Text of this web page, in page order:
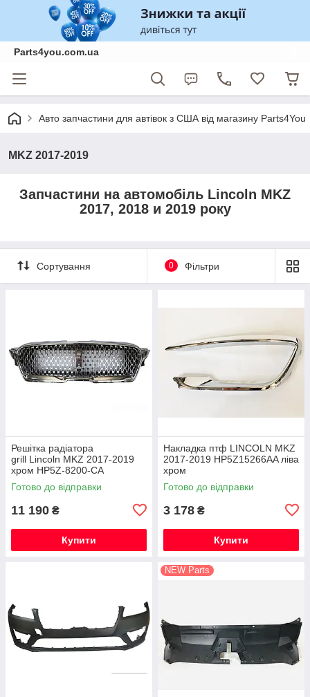
Parts4you.com.ua
Авто запчастини для автівок з США від магазину Parts4You
MKZ 2017-2019
Запчастини на автомобіль Lincoln MKZ
2017, 2018 и 2019 року
Сортування 0 Фільтри
Решітка радіатора
grill Lincoln MKZ 2017-2019
хром HP5Z-8200-CA
Готово до відправки
11 190 ₴
Купити
Накладка птф LINCOLN MKZ
2017-2019 HP5Z15266AA ліва
хром
Готово до відправки
3 178 ₴
Купити
NEW Parts